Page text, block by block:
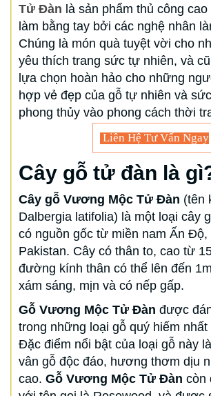
Tử Đàn là sản phẩm thủ công
làm bằng tay bởi các nghệ nhân
Chúng là món quà tuyệt vời cho
yêu thích trang sức tự nhiên, và
lựa chọn hoàn hảo cho những
hợp vẻ đẹp của gỗ tự nhiên và
phong thủy vào phong cách thời
Liên Hệ Tư Vấn Ngay
Cây gỗ tử đàn là
Cây gỗ Vương Mộc Tử Đàn (tên
Dalbergia latifolia) là một loại cây
có nguồn gốc từ miền nam Ấn Độ,
Pakistan. Cây có thân to, cao từ
đường kính thân có thể lên đến
xám sáng, mịn và có nếp gấp.
Gỗ Vương Mộc Tử Đàn được
trong những loại gỗ quý hiếm
Đặc điểm nổi bật của loại gỗ này
vân gỗ độc đáo, hương thơm dịu
cao. Gỗ Vương Mộc Tử Đàn còn